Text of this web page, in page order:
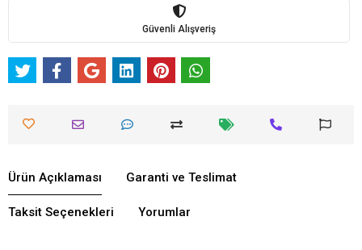
Güvenli Alışveriş
Ürün Açıklaması Garanti ve Teslimat
Taksit Seçenekleri Yorumlar